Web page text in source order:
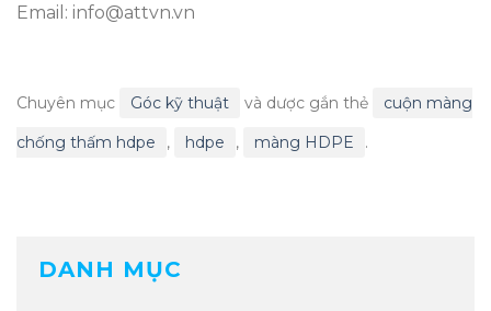
Email: info@attvn.vn
Chuyên mục Góc kỹ thuật và dược gắn thẻ
cuộn màng
chống thấm hdpe
, hdpe , màng HDPE .
DANH MỤC